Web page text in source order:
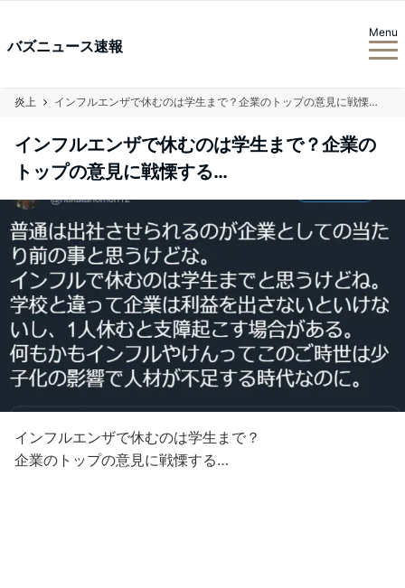
バズニュース速報
Menu
炎上 インフルエンザで休むのは学生まで？企業のトップの意見に戦慄する…
インフルエンザで休むのは学生まで？企業の
トップの意見に戦慄する…
インフルエンザで休むのは学生まで？
企業のトップの意見に戦慄する…